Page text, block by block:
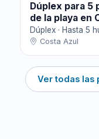
Dúplex para 5
de la playa en
Dúplex · Hasta 5
Costa Azul
Ver todas las